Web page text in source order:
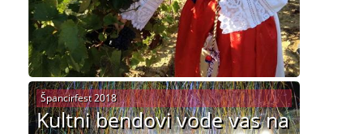
Kultni bendovi vode vas na
Špancirfest 2018